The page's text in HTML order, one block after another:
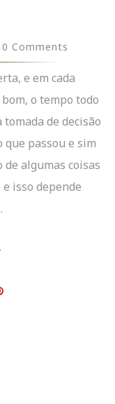
0 Comments
e em cada
o tempo todo
tomada de decisão
passou e sim
algumas coisas
isso depende